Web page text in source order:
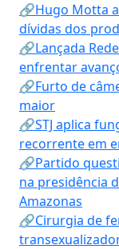
🔗Hugo Motta
dívidas dos
🔗Lançada
enfrentar
🔗Furto de
maior
🔗STJ aplica
recorrente em
🔗Partido
na presidência
Amazonas
🔗Cirurgia de